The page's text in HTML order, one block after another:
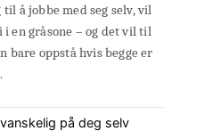
å jobbe med seg selv, vil
en gråsone – og det vil til
bare oppstå hvis begge er
på deg selv